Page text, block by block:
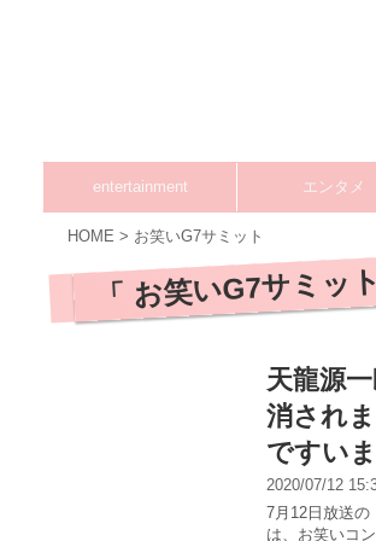
entertainment エンタメ
HOME > お笑いG7サミット
「 お笑いG7サミッ
天龍源
消され
ですいま
2020/07/12
7月12日放送の
は、お笑いコ